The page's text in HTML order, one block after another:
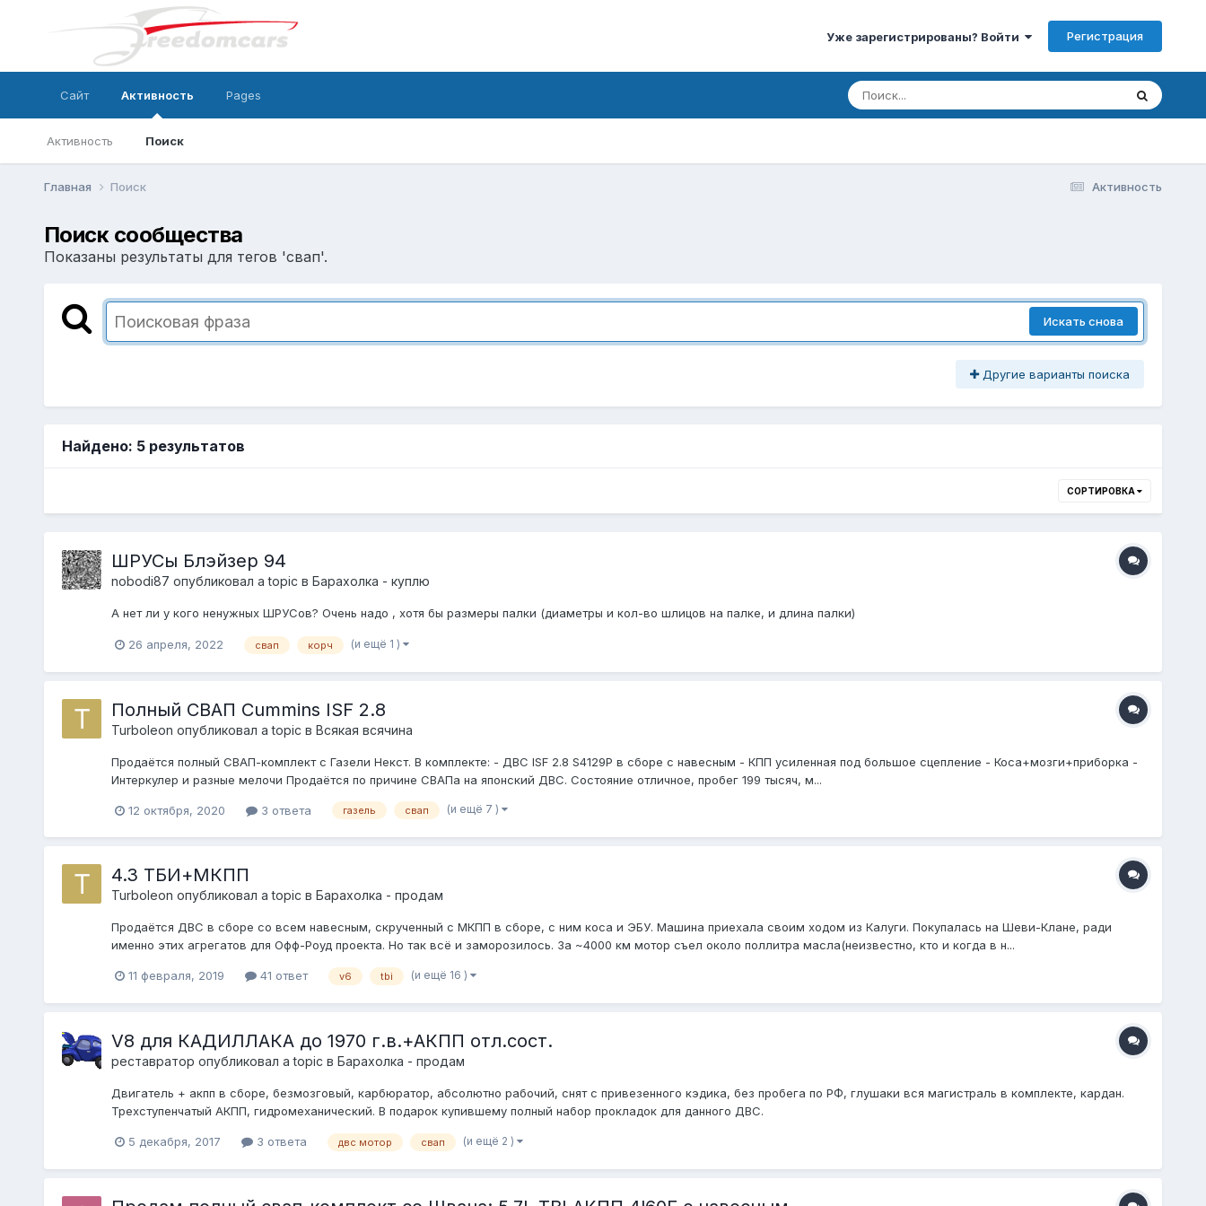
Уже зарегистрированы? Войти Регистрация
Сайт Активность
Активность Поиск
Pages
Активность
Главная Поиск
Поиск сообщества
Показаны результаты для тегов 'свап'.
Искать снова
Другие варианты поиска
Найдено: 5 результатов
СОРТИРОВКА
ШРУСы Блэйзер 94
nobodi87 опубликовал a topic в Барахолка - куплю
А нет ли у кого ненужных ШРУСов? Очень надо , хотя бы размеры палки (диаметры и кол-во шлицов на палке, и длина палки)
26 апреля, 2022 свап корч (и ещё 1 )
Полный СВАП Cummins ISF 2.8
Turboleon опубликовал a topic в Всякая всячина
Продаётся полный СВАП-комплект с Газели Некст. В комплекте: - ДВС ISF 2.8 S4129P в сборе с навесным - КПП усиленная под большое сцепление - Коса+мозги+приборка -
Интеркулер и разные мелочи Продаётся по причине СВАПа на японский ДВС. Состояние отличное, пробег 199 тысяч, м...
12 октября, 2020 3 ответа газель свап (и ещё 7 )
4.3 ТБИ+МКПП
Turboleon опубликовал a topic в Барахолка - продам
Продаётся ДВС в сборе со всем навесным, скрученный с МКПП в сборе, с ним коса и ЭБУ. Машина приехала своим ходом из Калуги. Покупалась на Шеви-Клане, ради
именно этих агрегатов для Офф-Роуд проекта. Но так всё и заморозилось. За ~4000 км мотор съел около поллитра масла(неизвестно, кто и когда в н...
11 февраля, 2019 41 ответ v6 tbi (и ещё 16 )
V8 для КАДИЛЛАКА до 1970 г.в.+АКПП отл.сост.
реставратор опубликовал a topic в Барахолка - продам
Двигатель + акпп в сборе, безмозговый, карбюратор, абсолютно рабочий, снят с привезенного кэдика, без пробега по РФ, глушаки вся магистраль в комплекте, кардан.
Трехступенчатый АКПП, гидромеханический. В подарок купившему полный набор прокладок для данного ДВС.
5 декабря, 2017 3 ответа двс мотор свап (и ещё 2 )